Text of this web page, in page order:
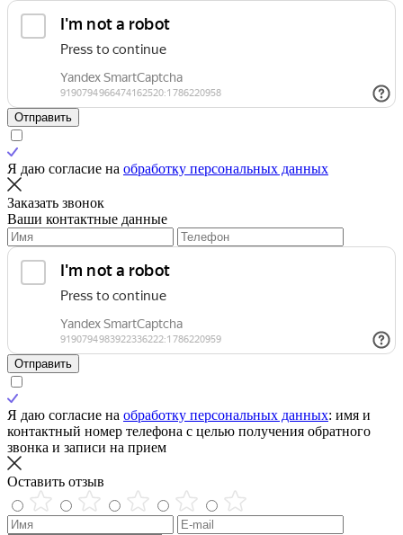
Отправить
Я даю согласие на обработку персональных данных
Заказать звонок
Ваши контактные данные
Отправить
Я даю согласие на обработку персональных данных: имя и
контактный номер телефона с целью получения обратного
звонка и записи на прием
Оставить отзыв